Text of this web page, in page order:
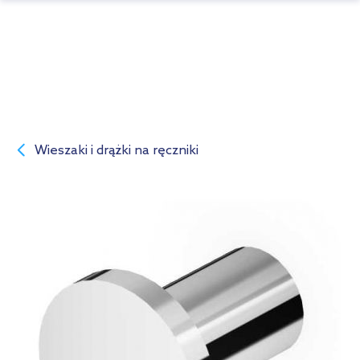
Wieszaki i drążki na ręczniki